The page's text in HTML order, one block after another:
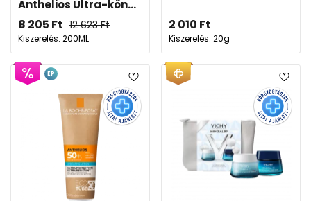
Anthelios Ultra-kön...
8 205 Ft 12 623Ft
Kiszerelés: 200ML
2 010 Ft
Kiszerelés: 20g
EP